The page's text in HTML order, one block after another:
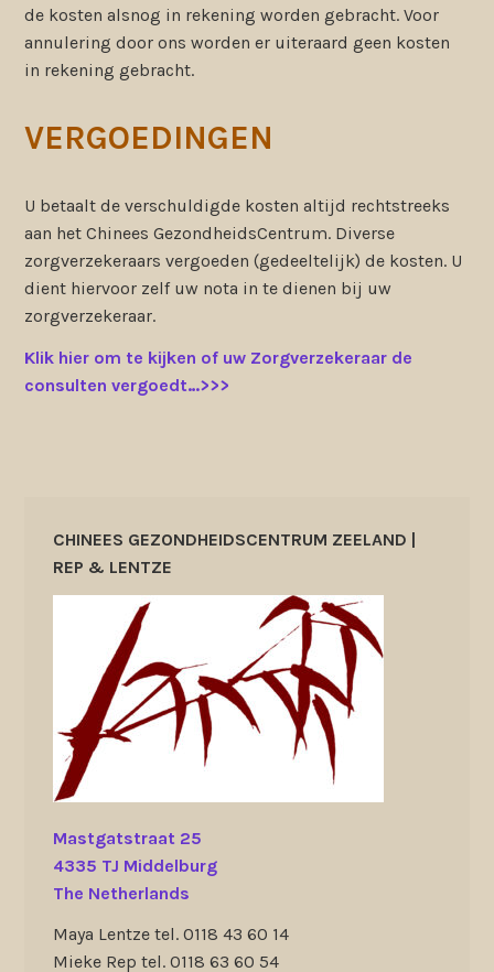
de kosten alsnog in rekening worden gebracht. Voor
annulering door ons worden er uiteraard geen kosten
in rekening gebracht.
VERGOEDINGEN
U betaalt de verschuldigde kosten altijd rechtstreeks
aan het Chinees GezondheidsCentrum. Diverse
zorgverzekeraars vergoeden (gedeeltelijk) de kosten. U
dient hiervoor zelf uw nota in te dienen bij uw
zorgverzekeraar.
Klik hier om te kijken of uw Zorgverzekeraar de
consulten vergoedt…>>>
CHINEES GEZONDHEIDSCENTRUM ZEELAND |
REP & LENTZE
Mastgatstraat 25
4335 TJ Middelburg
The Netherlands
Maya Lentze tel. 0118 43 60 14
Mieke Rep tel. 0118 63 60 54